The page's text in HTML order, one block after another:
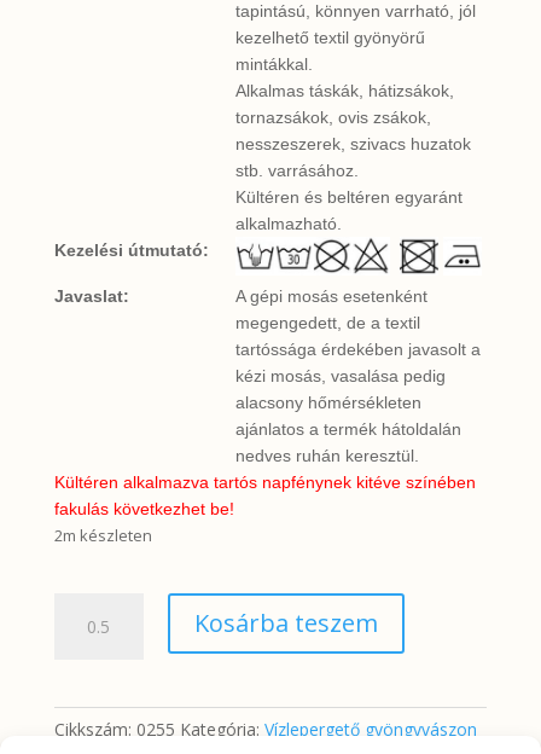
tapintású, könnyen varrható, jól
kezelhető textil gyönyörű
mintákkal.
Alkalmas táskák, hátizsákok,
tornazsákok, ovis zsákok,
nesszeszerek, szivacs huzatok
stb. varrásához.
Kültéren és beltéren egyaránt
alkalmazható.
Kezelési útmutató:
Javaslat:
A gépi mosás esetenként
megengedett, de a textil
tartóssága érdekében javasolt a
kézi mosás, vasalása pedig
alacsony hőmérsékleten
ajánlatos a termék hátoldalán
nedves ruhán keresztül.
Kültéren alkalmazva tartós napfénynek kitéve színében
fakulás következhet be!
2m készleten
anjou
alapon
Kosárba teszem
Cikkszám: 0255 Kategória: Vízlepergető gyöngyvászon